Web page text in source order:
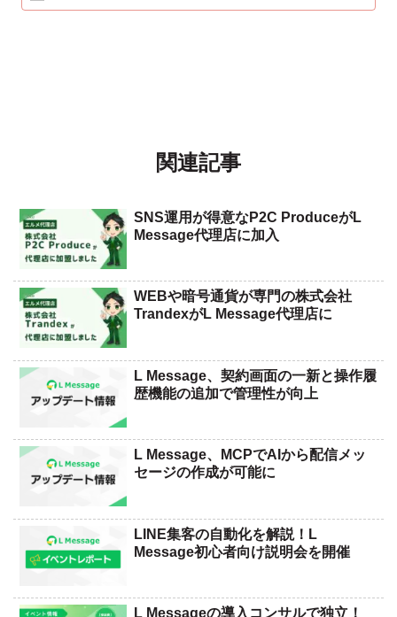
関連記事
SNS運用が得意なP2C ProduceがL
Message代理店に加入
WEBや暗号通貨が専門の株式会社
TrandexがL Message代理店に
L Message、契約画面の一新と操作履
歴機能の追加で管理性が向上
L Message、MCPでAIから配信メッ
セージの作成が可能に
LINE集客の自動化を解説！L
Message初心者向け説明会を開催
L Messageの導入コンサルで独立！